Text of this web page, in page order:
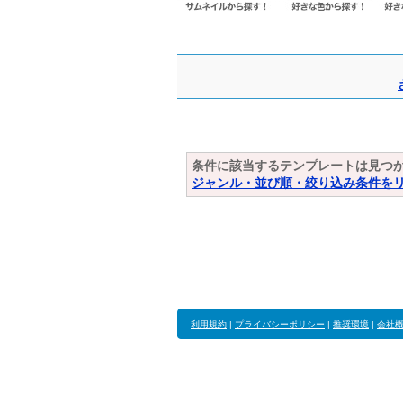
条件に該当するテンプレートは見つ
ジャンル・並び順・絞り込み条件を
利用規約 | プライバシーポリシー | 推奨環境 | 会社